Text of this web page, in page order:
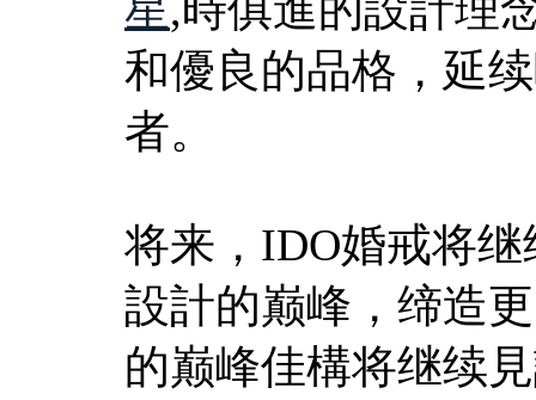
和優良的品格，延
者。
将来，IDO婚戒将
設計的巅峰，缔造
的巅峰佳構将继续